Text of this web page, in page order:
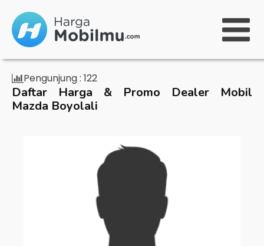
Pengunjung : 122
Daftar Harga & Promo Dealer Mobil
Mazda Boyolali